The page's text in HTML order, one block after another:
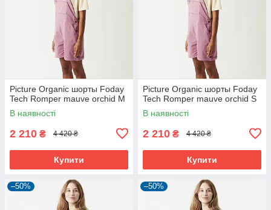
Picture Organic шорты Foday
Tech Romper mauve orchid M
В наявності
2 210 ₴ 4 420 ₴
Купити
Picture Organic шорты Foday
Tech Romper mauve orchid S
В наявності
2 210 ₴ 4 420 ₴
Купити
–50% –50%